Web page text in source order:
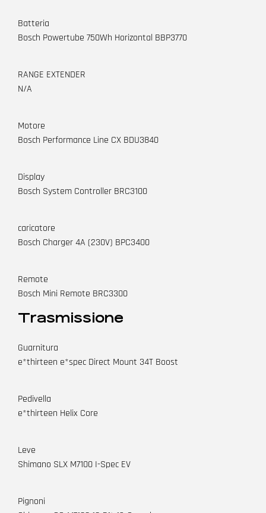
Batteria
Bosch Powertube 750Wh Horizontal BBP3770
RANGE EXTENDER
N/A
Motore
Bosch Performance Line CX BDU3840
Display
Bosch System Controller BRC3100
caricatore
Bosch Charger 4A (230V) BPC3400
Remote
Bosch Mini Remote BRC3300
Trasmissione
Guarnitura
e*thirteen e*spec Direct Mount 34T Boost
Pedivella
e*thirteen Helix Core
Leve
Shimano SLX M7100 I-Spec EV
Pignoni